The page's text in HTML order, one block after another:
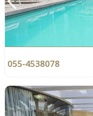
055-4538078